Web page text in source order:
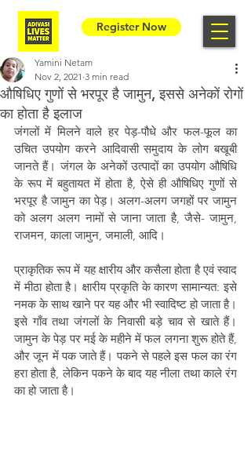
Register Now
औषिधिए गुणों से भरपूर है जामुन, इससे अनेकों रोगों
का होता है इलाज
Yamini Netam
Nov 2, 2021 3 min read
जंगलों में मिलने वाले हर पेड़-पौधे और फल-फूल का
उचित उपयोग करने आदिवासी समुदाय के लोग बखूबी
जानते हैं। जंगल के अनेकों उत्पादों का उपयोग औषिधि
के रूप में बहुतायत में होता है, ऐसे ही औषिधिए गुणों से
भरपूर है जामुन का पेड़। अलग-अलग जगहों पर जामुन
को अलग अलग नामों से जाना जाता है, जैसे- जामुन,
राजमन, काला जामुन, जमाली, आदि।
प्राकृतिक रूप में यह क्षारीय और कसैला होता है एवं स्वाद
में मीठा होता है। क्षारीय प्रकृति के कारण सामान्यत: इसे
नमक के साथ खाने पर यह और भी स्वादिष्ट हो जाता है।
इसे गाँव तथा जंगलों के निवासी बड़े चाव से खाते हैं।
जामुन के पेड़ पर मई के महीने में फल लगना शुरू होते हैं,
और जून में पक जाते हैं। पकने से पहले इस फल का रंग
हरा होता है, लेकिन पकने के बाद यह नीला तथा काले रंग
का हो जाता है।